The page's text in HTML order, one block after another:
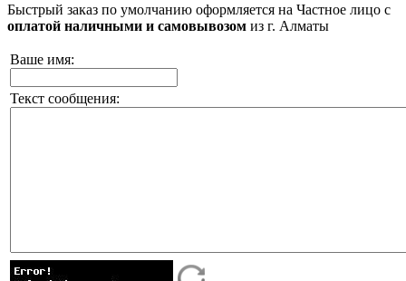
Быстрый заказ по умолчанию оформляется на Частное лицо с
оплатой наличными и самовывозом из г. Алматы
Ваше имя:
Текст сообщения: